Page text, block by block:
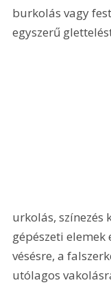
burkolás vagy
egyszerű
urkolás, színezés
gépészeti elemek
vésésre, a
utólagos